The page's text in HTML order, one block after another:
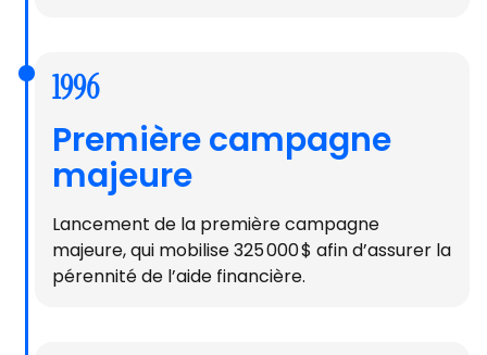
1996
Première campagne
majeure
Lancement de la première campagne
majeure, qui mobilise 325 000 $ afin d’assurer la
pérennité de l’aide financière.